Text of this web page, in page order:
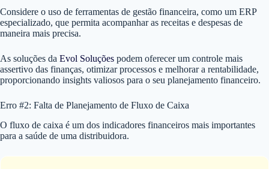
Considere o uso de ferramentas de gestão financeira, como um ERP
especializado, que permita acompanhar as receitas e despesas de
maneira mais precisa.
As soluções da Evol Soluções podem oferecer um controle mais
assertivo das finanças, otimizar processos e melhorar a rentabilidade,
proporcionando insights valiosos para o seu planejamento financeiro.
Erro #2: Falta de Planejamento de Fluxo de Caixa
O fluxo de caixa é um dos indicadores financeiros mais importantes
para a saúde de uma distribuidora.